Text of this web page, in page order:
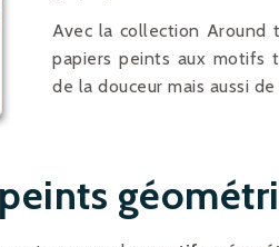
Avec la collection Around
papiers peints aux motifs
de la douceur mais aussi